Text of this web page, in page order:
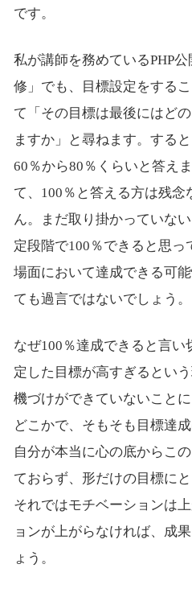
です。
私が講師を務めているPHP
修」でも、目標設定をする
て「その目標は最後にはど
ますか」と尋ねます。する
60％から80％くらいと答え
て、100％と答える方は残念
ん。まだ取り掛かっていな
定段階で100％できると思
場面において達成できる可
ても過言ではないでしょう。
なぜ100％達成できると言い
定した目標が高すぎるとい
機づけができていないこと
どこかで、そもそも目標達
自分が本当に心の底からこ
ておらず、形だけの目標に
それではモチベーションは
ョンが上がらなければ、成
ょう。